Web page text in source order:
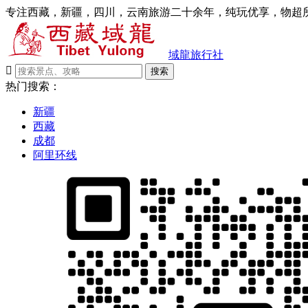
专注西藏，新疆，四川，云南旅游二十余年，纯玩优享，物超
域龍旅行社

搜索
热门搜索：
新疆
西藏
成都
阿里环线